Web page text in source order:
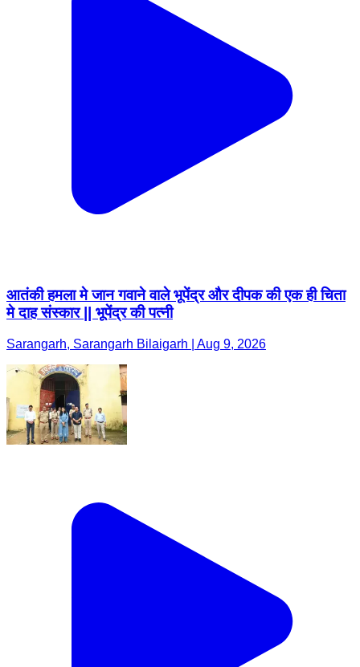
आतंकी हमला मे जान गवाने वाले भूपेंद्र और दीपक की एक ही चिता
मे दाह संस्कार || भूपेंद्र की पत्नी
Sarangarh, Sarangarh Bilaigarh | Aug 9, 2026